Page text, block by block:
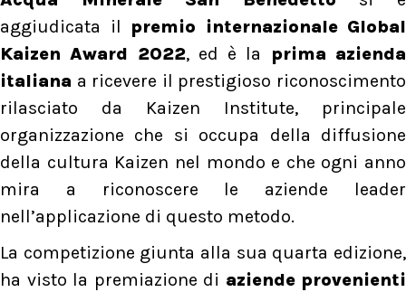
aggiudicata il premio internazionale Global
Kaizen Award 2022, ed è la prima azienda
italiana a ricevere il prestigioso riconoscimento
rilasciato da Kaizen Institute, principale
organizzazione che si occupa della diffusione
della cultura Kaizen nel mondo e che ogni anno
mira a riconoscere le aziende leader
nell’applicazione di questo metodo.
La competizione giunta alla sua quarta edizione,
ha visto la premiazione di aziende provenienti